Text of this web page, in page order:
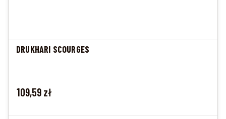
DRUKHARI SCOURGES
Cena
109,59 zł